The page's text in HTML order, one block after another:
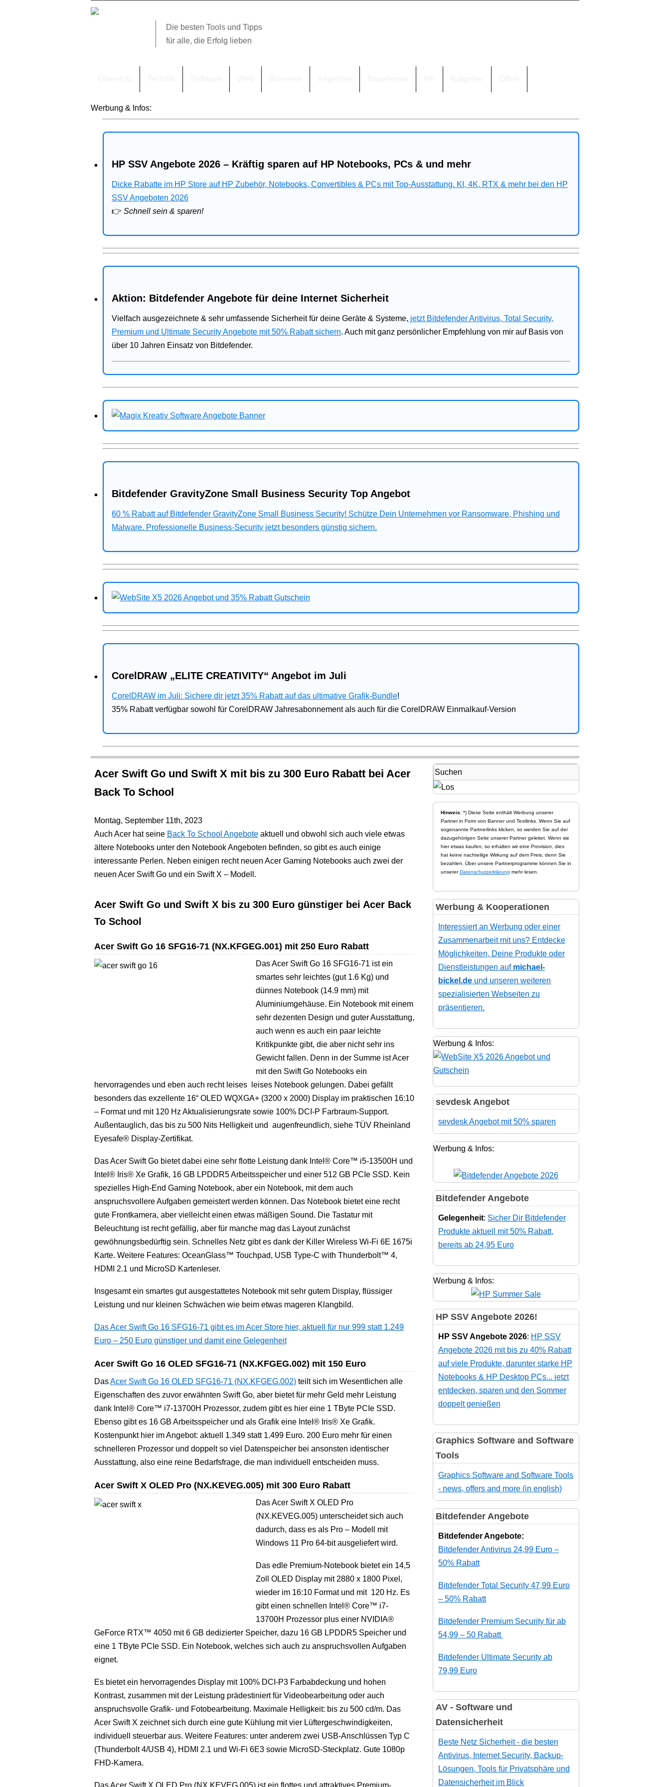
Die besten Tools und Tipps
für alle, die Erfolg lieben
Werbung & Infos:
HP SSV Angebote 2026 – Kräftig sparen auf HP Notebooks, PCs & und mehr
Dicke Rabatte im HP Store auf HP Zubehör, Notebooks, Convertibles & PCs mit Top-Ausstattung. KI, 4K, RTX & mehr bei den HP
SSV Angeboten 2026
👉 Schnell sein & sparen!
Aktion: Bitdefender Angebote für deine Internet Sicherheit
Vielfach ausgezeichnete & sehr umfassende Sicherheit für deine Geräte & Systeme, jetzt Bitdefender Antivirus, Total Security,
Premium und Ultimate Security Angebote mit 50% Rabatt sichern. Auch mit ganz persönlicher Empfehlung von mir auf Basis von
über 10 Jahren Einsatz von Bitdefender.
Bitdefender GravityZone Small Business Security Top Angebot
60 % Rabatt auf Bitdefender GravityZone Small Business Security! Schütze Dein Unternehmen vor Ransomware, Phishing und
Malware. Professionelle Business-Security jetzt besonders günstig sichern.
CorelDRAW „ELITE CREATIVITY“ Angebot im Juli
CorelDRAW im Juli: Sichere dir jetzt 35% Rabatt auf das ultimative Grafik-Bundle!
35% Rabatt verfügbar sowohl für CorelDRAW Jahresabonnement als auch für die CorelDRAW Einmalkauf-Version
Acer Swift Go und Swift X mit bis zu 300 Euro Rabatt bei Acer
Back To School
Montag, September 11th, 2023
Auch Acer hat seine Back To School Angeboteaktuell und obwohl sich auch viele etwas
ältere Notebooks unter den Notebook Angeboten befinden, so gibt es auch einige
interessante Perlen. Neben einigen recht neuen Acer Gaming Notebooks auch zwei der
neuen Acer Swift Go und ein Swift X – Modell.
Acer Swift Go und Swift X bis zu 300 Euro günstiger bei Acer Back
To School
Acer Swift Go 16 SFG16-71 (NX.KFGEG.001) mit 250 Euro Rabatt
Das Acer Swift Go 16 SFG16-71 ist ein
smartes sehr leichtes (gut 1.6 Kg) und
dünnes Notebook (14.9 mm) mit
Aluminiumgehäuse. Ein Notebook mit einem
sehr dezenten Design und guter Ausstattung,
auch wenn es auch ein paar leichte
Kritikpunkte gibt, die aber nicht sehr ins
Gewicht fallen. Denn in der Summe ist Acer
mit den Swift Go Notebooks ein
hervorragendes und eben auch recht leises leises Notebook gelungen. Dabei gefällt
besonders das exzellente 16“ OLED WQXGA+ (3200 x 2000) Display im praktischen 16:10
– Format und mit 120 Hz Aktualisierungsrate sowie 100% DCI-P Farbraum-Support.
Außentauglich, das bis zu 500 Nits Helligkeit und augenfreundlich, siehe TÜV Rheinland
Eyesafe® Display-Zertifikat.
Das Acer Swift Go bietet dabei eine sehr flotte Leistung dank Intel® Core™ i5-13500H und
Intel® Iris® Xe Grafik, 16 GB LPDDR5 Arbeitsspeicher und einer 512 GB PCIe SSD. Kein
spezielles High-End Gaming Notebook, aber ein Notebook, mit dem auch
anspruchsvollere Aufgaben gemeistert werden können. Das Notebook bietet eine recht
gute Frontkamera, aber vielleicht einen etwas mäßigen Sound. Die Tastatur mit
Beleuchtung ist recht gefällig, aber für manche mag das Layout zunächst
gewöhnungsbedürftig sein. Schnelles Netz gibt es dank der Killer Wireless Wi-Fi 6E 1675i
Karte. Weitere Features: OceanGlass™ Touchpad, USB Type-C with Thunderbolt™ 4,
HDMI 2.1 und MicroSD Kartenleser.
Insgesamt ein smartes gut ausgestattetes Notebook mit sehr gutem Display, flüssiger
Leistung und nur kleinen Schwächen wie beim etwas mageren Klangbild.
Das Acer Swift Go 16 SFG16-71 gibt es im Acer Store hier, aktuell für nur 999 statt 1.249
Euro – 250 Euro günstiger und damit eine Gelegenheit
Acer Swift Go 16 OLED SFG16-71 (NX.KFGEG.002) mit 150 Euro
DasAcer Swift Go 16 OLED SFG16-71 (NX.KFGEG.002)teilt sich im Wesentlichen alle
Eigenschaften des zuvor erwähnten Swift Go, aber bietet für mehr Geld mehr Leistung
dank Intel® Core™ i7-13700H Prozessor, zudem gibt es hier eine 1 TByte PCIe SSD.
Ebenso gibt es 16 GB Arbeitsspeicher und als Grafik eine Intel® Iris® Xe Grafik.
Kostenpunkt hier im Angebot: aktuell 1.349 statt 1.499 Euro. 200 Euro mehr für einen
schnelleren Prozessor und doppelt so viel Datenspeicher bei ansonsten identischer
Ausstattung, also eine reine Bedarfsfrage, die man individuell entscheiden muss.
Acer Swift X OLED Pro (NX.KEVEG.005) mit 300 Euro Rabatt
Das Acer Swift X OLED Pro
(NX.KEVEG.005) unterscheidet sich auch
dadurch, dass es als Pro – Modell mit
Windows 11 Pro 64-bit ausgeliefert wird.
Das edle Premium-Notebook bietet ein 14,5
Zoll OLED Display mit 2880 x 1800 Pixel,
wieder im 16:10 Format und mit 120 Hz. Es
gibt einen schnellen Intel® Core™ i7-
13700H Prozessor plus einer NVIDIA®
GeForce RTX™ 4050 mit 6 GB dedizierter Speicher, dazu 16 GB LPDDR5 Speicher und
eine 1 TByte PCIe SSD. Ein Notebook, welches sich auch zu anspruchsvollen Aufgaben
eignet.
Es bietet ein hervorragendes Display mit 100% DCI-P3 Farbabdeckung und hohen
Kontrast, zusammen mit der Leistung prädestiniert für Videobearbeitung oder auch
anspruchsvolle Grafik- und Fotobearbeitung. Maximale Helligkeit: bis zu 500 cd/m. Das
Acer Swift X zeichnet sich durch eine gute Kühlung mit vier Lüftergeschwindigkeiten,
individuell steuerbar aus. Weitere Features: unter anderem zwei USB-Anschlüssen Typ C
(Thunderbolt 4/USB 4), HDMI 2.1 und Wi-Fi 6E3 sowie MicroSD-Steckplatz. Gute 1080p
FHD-Kamera.
Das Acer Swift X OLED Pro (NX.KEVEG.005) ist ein flottes und attraktives Premium-
Hinweis: *) Diese Seite enthält Werbung unserer
Partner in Form von Banner und Textlinks. Wenn Sie auf
sogenannte Partnerlinks klicken, so werden Sie auf der
dazugehörigen Seite unserer Partner geleitet. Wenn sie
hier etwas kaufen, so erhalten wir eine Provision, dies
hat keine nachteilige Wirkung auf dem Preis, denn Sie
bezahlen. Über unsere Partnerprogramme können Sie in
unsererDatenschutzerklärung mehr lesen.
Werbung & Kooperationen
Interessiert an Werbung oder einer
Zusammenarbeit mit uns? Entdecke
Möglichkeiten, Deine Produkte oder
Dienstleistungen auf michael-
bickel.de und unseren weiteren
spezialisierten Webseiten zu
präsentieren.
Werbung & Infos:
sevdesk Angebot
sevdesk Angebot mit 50% sparen
Werbung & Infos:
Bitdefender Angebote
Gelegenheit: Sicher Dir Bitdefender
Produkte aktuell mit 50% Rabatt,
bereits ab 24,95 Euro
Werbung & Infos:
HP SSV Angebote 2026!
HP SSV Angebote 2026: HP SSV
Angebote 2026 mit bis zu 40% Rabatt
auf viele Produkte, darunter starke HP
Notebooks & HP Desktop PCs... jetzt
entdecken, sparen und den Sommer
doppelt genießen
Graphics Software and Software
Tools
Graphics Software and Software Tools
- news, offers and more (in english)
Bitdefender Angebote
Bitdefender Angebote:
Bitdefender Antivirus 24,99 Euro –
50% Rabatt
Bitdefender Total Security 47,99 Euro
– 50% Rabatt
Bitdefender Premium Security für ab
54,99 – 50 Rabatt
Bitdefender Ultimate Security ab
79,99 Euro
AV - Software und
Datensicherheit
Beste Netz Sicherheit - die besten
Antivirus, Internet Security, Backup-
Lösungen, Tools für Privatsphäre und
Datensicherheit im Blick